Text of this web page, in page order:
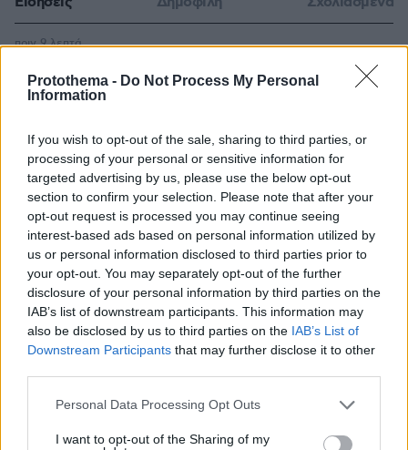
Protothema - Do Not Process My Personal
Information
If you wish to opt-out of the sale, sharing to third parties, or
processing of your personal or sensitive information for
targeted advertising by us, please use the below opt-out
section to confirm your selection. Please note that after your
opt-out request is processed you may continue seeing
interest-based ads based on personal information utilized by
us or personal information disclosed to third parties prior to
your opt-out. You may separately opt-out of the further
disclosure of your personal information by third parties on the
IAB’s list of downstream participants. This information may
also be disclosed by us to third parties on the IAB’s List of
Downstream Participants that may further disclose it to other
Please note that this website/app uses one or more Google
not limited to your visit or usage behaviour. You may click to
Personal Data Processing Opt Outs
I want to opt-out of the Sharing of my
Ελληνική ακτοπλοΐα: 164 πλοία, 20 εκατ. επιβάτες και
χρηματοδοτικό κενό άνω των €5 δισ.
πριν 9 λεπτά
κάνετε άμεσα για να βοηθήσετε τη γάτα σας
Το μητρικό γάλα περιέχει πάνω από 1.500 βιοδραστικά
συστατικά – Πώς προστατεύουν το βρέφος
πριν 24 λεπτά
Του Σωτήρος μυρίζει τηγανητό ψάρι και γλυκαίνουν τα
πρώτα σταφύλια. Τι λέει η παράδοση
πριν 27 λεπτά
Τα fragrance mist που φοράω ξανά και ξανά κατά τη
διάρκεια του καλοκαιριού
πριν 27 λεπτά
κλάματα προς τον Βρετανό πρωθυπουργό: Ικετεύω για